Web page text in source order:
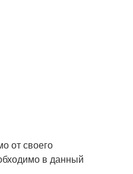
от своего
в данный